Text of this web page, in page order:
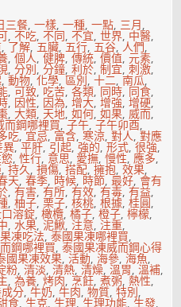
三餐,一樣,一種,一點, 三月,
,不吃,不同,不宜,世界, 中醫,
, 了解,五臟,五行,五谷,人們,
,個人,健脾,傳統,價值,元素,
,分別,分鐘,利於,制宜,刺激,
,動物,化學,區別,十二,南瓜,
,可致, 吃苦,各類, 同時, 同食,
, 因性, 因為,增大,增強,增硬,
,大類, 天地,如何,如果,威而,
而鋼哪裡買,子午,子午卯酉,
吃,宜忌, 富含,寒涼,對人,對應
異,平肝, 引起,強的,形式,很強,
,性行, 意思, 愛撫,慢性,應多,
,持久,損傷,搭配,擁抱,效果,
天,春季, 時候, 時節,最好, 會有
,有害,有所,有效,有毒,有益,
,柚子,栗子,核桃,根據,桂圓,
溶錠,橄欖,橘子,橙子,檸檬,
,水果,泥鰍, 注意, 注重,
凍吃法,泰國果凍哪裡買,
鋼哪裡買,泰國果凍威而鋼心得
國果凍效果,活動,海參,海魚,
粉,清淡,清熱,清燥,溫胃,溫補,
,為養,烤肉, 烹飪,煮粥,熱性,
分,牛奶,牛肉,物質,特別,
食,生克,生理,生理功能,生發,